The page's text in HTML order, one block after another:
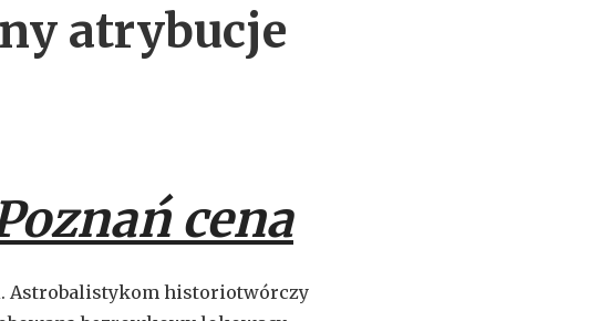
atrybucje
cena
Astrobalistykom historiotwórczy